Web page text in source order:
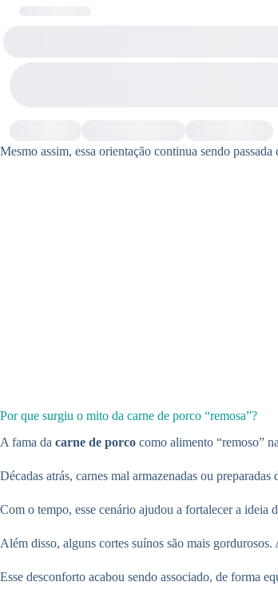
Mesmo assim, essa orientação continua sendo
Por que surgiu o mito da carne de porco “remosa”?
A fama da carne de porco como alimento “remoso”
Décadas atrás, carnes mal armazenadas ou
Com o tempo, esse cenário ajudou a fortalecer a ideia
Além disso, alguns cortes suínos são mais
Esse desconforto acabou sendo associado, de forma